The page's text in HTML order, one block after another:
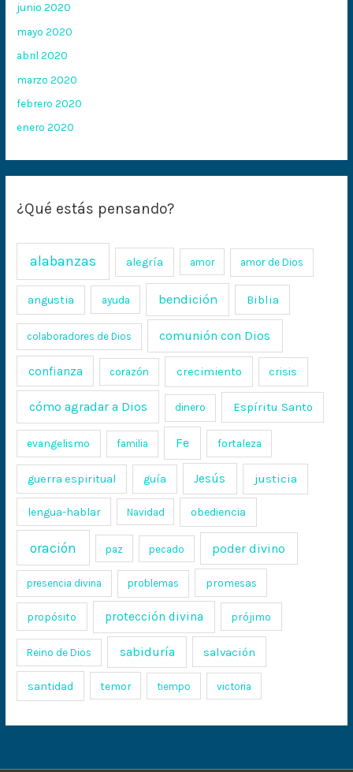
junio 2020
mayo 2020
abril 2020
marzo 2020
febrero 2020
enero 2020
¿Qué estás pensando?
alabanzas alegría amor amor de Dios
angustia ayuda bendición Biblia
colaboradores de Dios comunión con Dios
confianza corazón crecimiento crisis
cómo agradar a Dios dinero Espíritu Santo
evangelismo familia Fe fortaleza
guerra espiritual guía Jesús justicia
lengua-hablar Navidad obediencia
oración paz pecado poder divino
presencia divina problemas promesas
propósito protección divina prójimo
Reino de Dios sabiduría salvación
santidad temor tiempo victoria